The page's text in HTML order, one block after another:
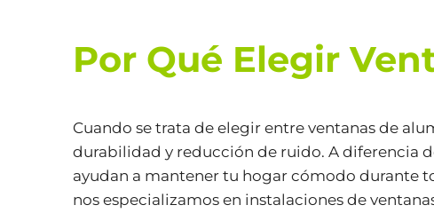
Por Qué Elegir
Cuando se trata de elegir entre ventanas de
durabilidad y reducción de ruido. A diferencia
ayudan a mantener tu hogar cómodo durante
nos especializamos en instalaciones de